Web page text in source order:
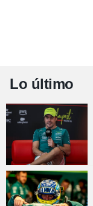
Lo último